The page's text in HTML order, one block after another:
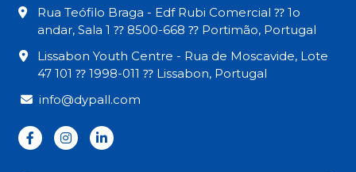
Rua Teófilo Braga - Edf Rubi Comercial ⁇ 1o
andar, Sala 1 ⁇ 8500-668 ⁇ Portimão, Portugal
Lissabon Youth Centre - Rua de Moscavide, Lote
47 101 ⁇ 1998-011 ⁇ Lissabon, Portugal
info@dypall.com